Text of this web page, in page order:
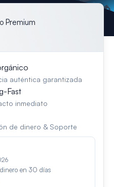
Premium
auténtica garantizada
Fast
inmediato
de dinero & Soporte
en 30 días